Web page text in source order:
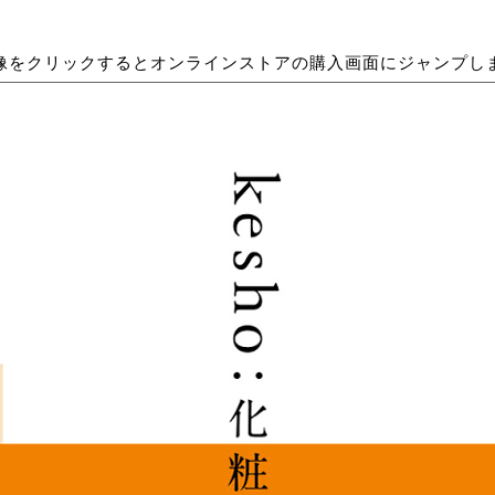
クリックするとオンラインストアの購入画面にジャンプし